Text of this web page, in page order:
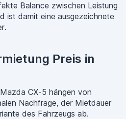
Balance zwischen Leistung
ist damit eine ausgezeichnete
Preis in
CX-5 hängen von
Nachfrage, der Mietdauer
des Fahrzeugs ab.